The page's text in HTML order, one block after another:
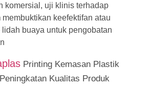
komersial, uji klinis terhadap
keefektifan atau
lidah buaya untuk pengobatan
Printing Kemasan Plastik
Kualitas Produk